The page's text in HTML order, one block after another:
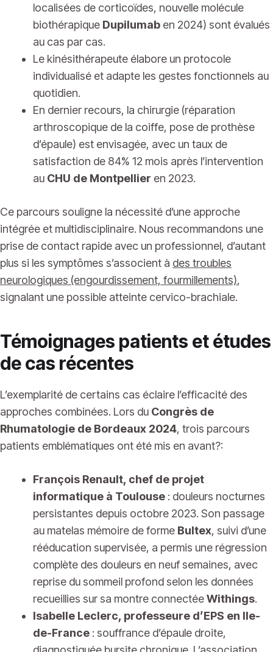
localisées de corticoïdes, nouvelle molécule
biothérapique Dupilumab en 2024) sont évalués
au cas par cas.
Le kinésithérapeute élabore un protocole
individualisé et adapte les gestes fonctionnels au
quotidien.
En dernier recours, la chirurgie (réparation
arthroscopique de la coiffe, pose de prothèse
d’épaule) est envisagée, avec un taux de
satisfaction de 84% 12 mois après l’intervention
au CHU de Montpellier en 2023.
Ce parcours souligne la nécessité d’une approche
intégrée et multidisciplinaire. Nous recommandons une
prise de contact rapide avec un professionnel, d’autant
plus si les symptômes s’associent à des troubles
neurologiques (engourdissement, fourmillements),
signalant une possible atteinte cervico-brachiale.
Témoignages patients et études
de cas récentes
L’exemplarité de certains cas éclaire l’efficacité des
approches combinées. Lors du Congrès de
Rhumatologie de Bordeaux 2024, trois parcours
patients emblématiques ont été mis en avant?:
François Renault, chef de projet
informatique à Toulouse : douleurs nocturnes
persistantes depuis octobre 2023. Son passage
au matelas mémoire de forme Bultex, suivi d’une
rééducation supervisée, a permis une régression
complète des douleurs en neuf semaines, avec
reprise du sommeil profond selon les données
recueillies sur sa montre connectéeWithings.
Isabelle Leclerc, professeure d’EPS en Ile-
de-France : souffrance d’épaule droite,